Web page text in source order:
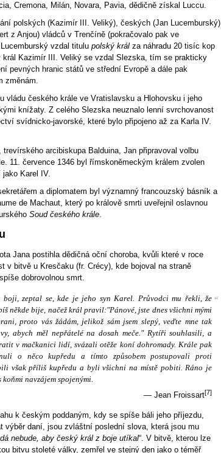
Cremona, Milán, Novara, Pavia, dědičně získal Luccu.
polských (Kazimír III. Veliký), českých (Jan Lucemburský)
z Anjou) vládců v Trenčíně (pokračovalo pak ve
vzdal titulu polský král za náhradu 20 tisíc kop
král Kazimír III. Veliký se vzdal Slezska, tím se prakticky
pevných hranic států ve střední Evropě a dále pak
změnám.
vládu českého krále ve Vratislavsku a Hlohovsku i jeho
knížaty. Z celého Slezska neuznalo lenní svrchovanost
svídnicko-javorské, které bylo připojeno až za Karla IV.
arcibiskupa Balduina, Jan připravoval volbu
11. července 1346 byl římskoněmeckým králem zvolen
Karel IV.
a diplomatem byl významný francouzský básník a
de Machaut, který po králově smrti uveřejnil oslavnou
Soud českého krále.
Jana postihla dědičná oční choroba, kvůli které v roce
v bitvě u Kresčaku (fr. Crécy), kde bojoval na straně
dobrovolnou smrt.
boji, zeptal se, kde je jeho syn Karel. Průvodci mu řekli, že
někde bije, načež král pravil:"Pánové, jste dnes všichni mými
proto vás žádám, jelikož sám jsem slepý, veďte mne tak
abych měl nepřátelé na dosah meče." Rytíři souhlasili, a
v mačkanici lidí, svázali otěže koní dohromady. Krále pak
o něco kupředu a tímto způsobem postupovali proti
však příliš kupředu a byli všichni na místě pobiti. Ráno je
navzájem spojenými.
“
— Jean Froissart[7]
k českým poddaným, kdy se spíše báli jeho příjezdu,
výběr daní, jsou zvláštní poslední slova, která jsou mu
nebude, aby český král z boje utíkal“. V bitvě, kterou lze
bitvu stoleté války, zemřel ve stejný den jako o téměř